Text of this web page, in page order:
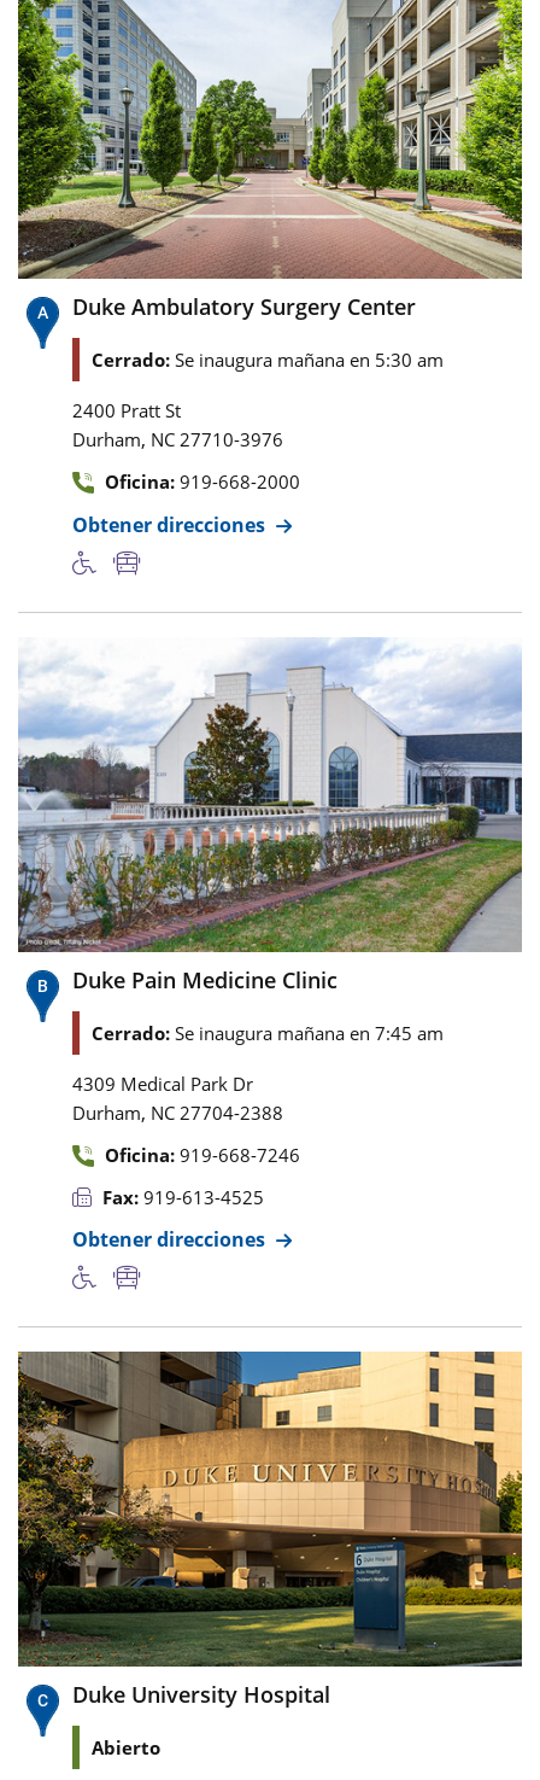
Duke Ambulatory Surgery Center
Cerrado: Se inaugura mañana en 5:30 am
2400 Pratt St
Durham, NC 27710-3976
Oficina: 919-668-2000
Obtener direcciones
Duke Pain Medicine Clinic
Cerrado: Se inaugura mañana en 7:45 am
4309 Medical Park Dr
Durham, NC 27704-2388
Oficina: 919-668-7246
Fax: 919-613-4525
Obtener direcciones
Duke University Hospital
Abierto